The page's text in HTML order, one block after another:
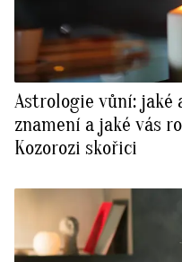
Astrologie vůní: jaké
znamení a jaké vás
Kozorozi skořici